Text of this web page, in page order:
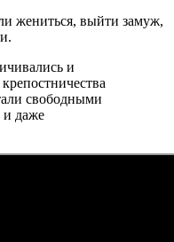
жениться, выйти замуж,
и
свободными
и даже